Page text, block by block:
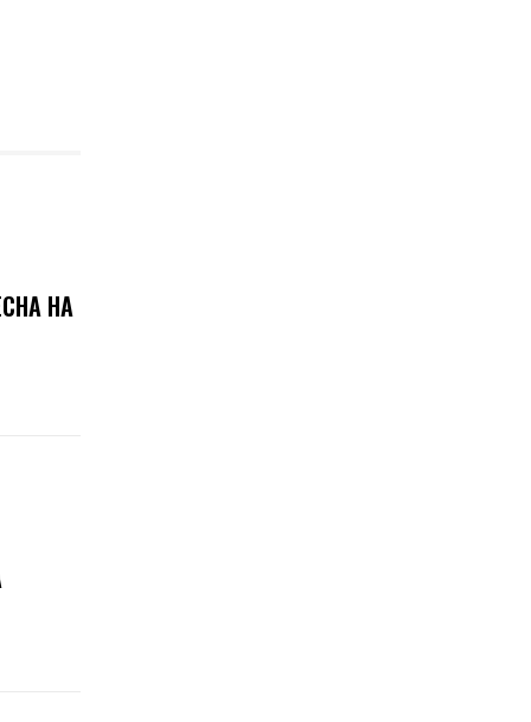
НА